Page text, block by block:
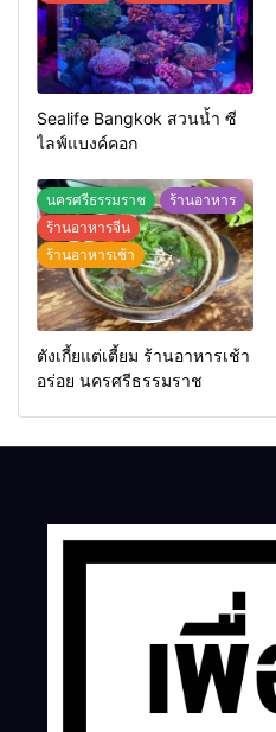
Sealife Bangkok สวนน้ำ ซี
ไลฟ์แบงค์คอก
นครศรีธรรมราช
ร้านอาหาร
ร้านอาหารจีน
ร้านอาหารเช้า
ตังเกี้ยแต่เตี้ยม ร้านอาหารเช้า
อร่อย นครศรีธรรมราช